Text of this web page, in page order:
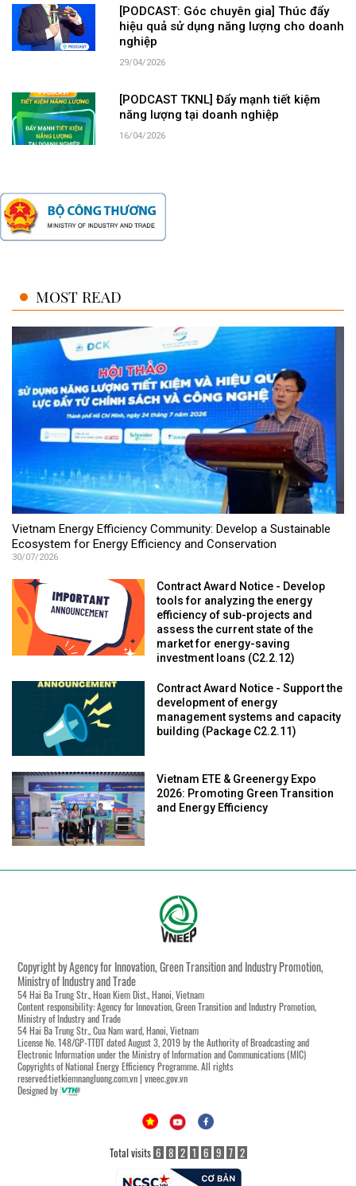
[PODCAST: Góc chuyên gia] Thúc đẩy
hiệu quả sử dụng năng lượng cho doanh
nghiệp
29/04/2026
[PODCAST TKNL] Đẩy mạnh tiết kiệm
năng lượng tại doanh nghiệp
16/04/2026
MOST READ
Vietnam Energy Efficiency Community: Develop a Sustainable
Ecosystem for Energy Efficiency and Conservation
30/07/2026
Contract Award Notice - Develop
tools for analyzing the energy
efficiency of sub-projects and
assess the current state of the
market for energy-saving
investment loans (C2.2.12)
Contract Award Notice - Support the
development of energy
management systems and capacity
building (Package C2.2.11)
Vietnam ETE & Greenergy Expo
2026: Promoting Green Transition
and Energy Efficiency
Copyright by Agency for Innovation, Green Transition and Industry Promotion,
Ministry of Industry and Trade
54 Hai Ba Trung Str., Hoan Kiem Dist., Hanoi, Vietnam
Content responsibility: Agency for Innovation, Green Transition and Industry Promotion,
Ministry of Industry and Trade
54 Hai Ba Trung Str., Cua Nam ward, Hanoi, Vietnam
License No. 148/GP-TTĐT dated August 3, 2019 by the Authority of Broadcasting and
Electronic Information under the Ministry of Information and Communications (MIC)
Copyrights of National Energy Efficiency Programme. All rights
reserved:tietkiemnangluong.com.vn | vneec.gov.vn
Designed by
Total visits 6 8 2 1 6 9 7 2